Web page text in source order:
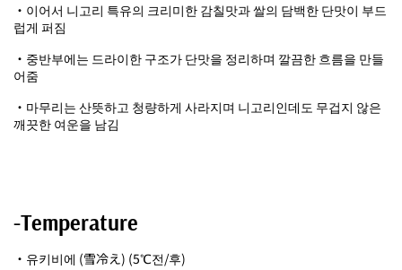
・이어서 니고리 특유의 크리미한 감칠맛과 쌀의 담백한 단맛이 부드
럽게 퍼짐
・중반부에는 드라이한 구조가 단맛을 정리하며 깔끔한 흐름을 만들
어줌
・마무리는 산뜻하고 청량하게 사라지며 니고리인데도 무겁지 않은
깨끗한 여운을 남김
-Temperature
・유키비에 (雪冷え) (5℃전/후)